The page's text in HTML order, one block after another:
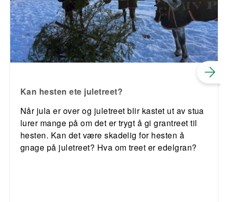
Kan hesten ete juletreet?
Når jula er over og juletreet blir kastet ut av stua
lurer mange på om det er trygt å gi grantreet til
hesten. Kan det være skadelig for hesten å
gnage på juletreet? Hva om treet er edelgran?